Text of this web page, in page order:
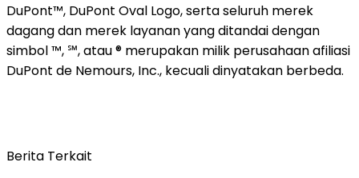
DuPont™, DuPont Oval Logo, serta seluruh merek
dagang dan merek layanan yang ditandai dengan
simbol ™, ℠, atau ® merupakan milik perusahaan afiliasi
DuPont de Nemours, Inc., kecuali dinyatakan berbeda.
Berita Terkait